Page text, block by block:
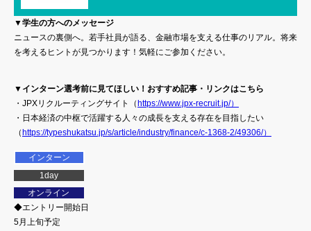
▼学生の方へのメッセージ
ニュースの裏側へ。若手社員が語る、金融市場を支える仕事のリアル。将来
を考えるヒントが見つかります！気軽にご参加ください。
▼インターン選考前に見てほしい！おすすめ記事・リンクはこちら
・JPXリクルーティングサイト（ https://www.jpx-recruit.jp/）
・日本経済の中枢で活躍する人々の成長を支える存在を目指したい
（ https://typeshukatsu.jp/s/article/industry/finance/c-1368-2/49306/）
インターン
1day
オンライン
◆エントリー開始日
5月上旬予定